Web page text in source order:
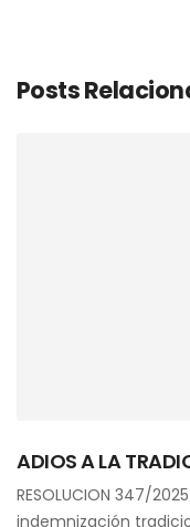
Posts
ADIOS A LA
RESOLUCION 347/
indemnización